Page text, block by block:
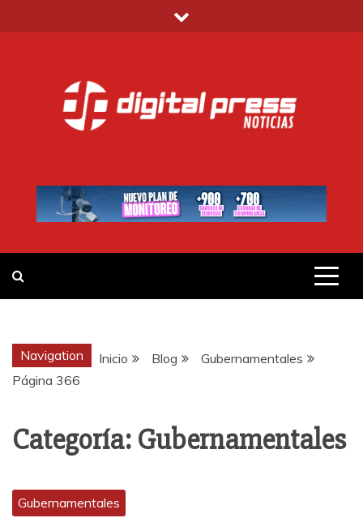
al
DIGITAL PRESS
Navigation Inicio Blog
Gubernamentales
Página 366
Categoría: Gubernamentales
Gubernamentales